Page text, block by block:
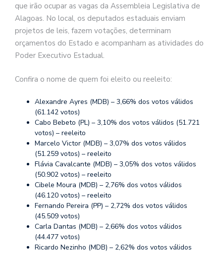
que irão ocupar as vagas da Assembleia Legislativa de
Alagoas. No local, os deputados estaduais enviam
projetos de leis, fazem votações, determinam
orçamentos do Estado e acompanham as atividades do
Poder Executivo Estadual.
Confira o nome de quem foi eleito ou reeleito:
Alexandre Ayres (MDB) – 3,66% dos votos válidos
(61.142 votos)
Cabo Bebeto (PL) – 3,10% dos votos válidos (51.721
votos) – reeleito
Marcelo Victor (MDB) – 3,07% dos votos válidos
(51.259 votos) – reeleito
Flávia Cavalcante (MDB) – 3,05% dos votos válidos
(50.902 votos) – reeleito
Cibele Moura (MDB) – 2,76% dos votos válidos
(46.120 votos) – reeleito
Fernando Pereira (PP) – 2,72% dos votos válidos
(45.509 votos)
Carla Dantas (MDB) – 2,66% dos votos válidos
(44.477 votos)
Ricardo Nezinho (MDB) – 2,62% dos votos válidos